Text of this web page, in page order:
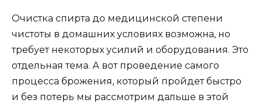
Очистка спирта до медицинской степени
чистоты в домашних условиях возможна, но
требует некоторых усилий и оборудования. Это
отдельная тема. А вот проведение самого
процесса брожения, который пройдет быстро
и без потерь мы рассмотрим дальше в этой